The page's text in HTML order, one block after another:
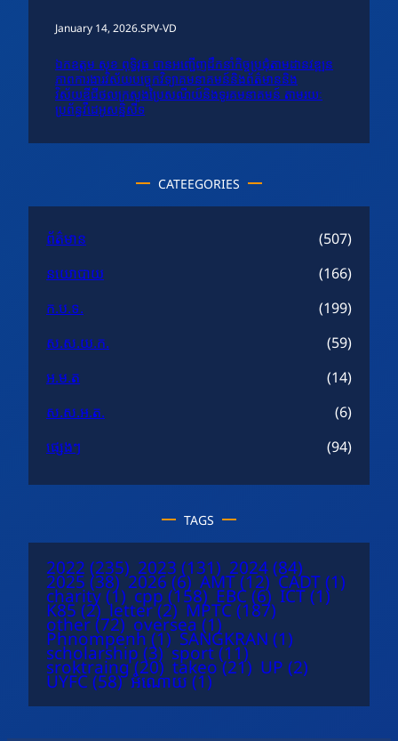
January 14, 2026.SPV-VD
ឯកឧត្តម សុខ ពុទ្ធិវុធ បានអញ្ជើញដឹកនាំកិច្ចប្រជុំតាមដានវឌ្ឍន
ភាពការងារវិស័យបច្ចេកវិទ្យាគមនាគមន៍និងព័ត៌មាននិង
វិស័យឌីជីថលក្រសួងប្រៃសណីយ៍និងទូរគមនាគមន៍ តាមរយៈ
ប្រព័ន្ធវីដេអូសន្និសីទ
CATEEGORIES
ព័ត៌មាន
(507)
នយោបាយ
(166)
ក.ប.ទ.
(199)
ស.ស.យ.ក.
(59)
អ.ម.ត
(14)
ស.ស.អ.ត.
(6)
ផ្សេងៗ
(94)
TAGS
2022 (235) 2023 (131) 2024 (84)
2025 (38) 2026 (6) AMT (12) CADT (1)
charity (1) cpp (158) EBC (6) ICT (1)
K85 (2) letter (2) MPTC (187)
other (72) oversea (1)
Phnompenh (1) SANGKRAN (1)
scholarship (3) sport (11)
sroktraing (20) takeo (21) UP (2)
UYFC (58) អំណោយ (1)